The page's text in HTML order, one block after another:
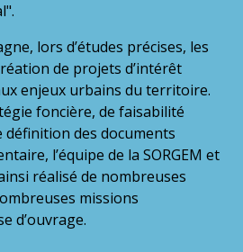
lors d’études précises, les
de projets d’intérêt
enjeux urbains du territoire.
foncière, de faisabilité
des documents
l’équipe de la SORGEM et
réalisé de nombreuses
missions
d’ouvrage.